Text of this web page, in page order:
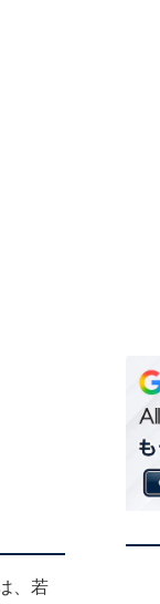
、若